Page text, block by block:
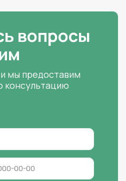
вопросы
мы предоставим
консультацию